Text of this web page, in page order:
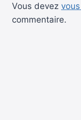
Vous devez
commentaire.